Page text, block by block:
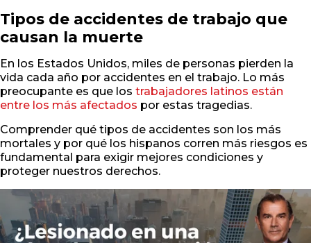
Tipos de accidentes de trabajo que
causan la muerte
En los Estados Unidos, miles de personas pierden la
vida cada año por accidentes en el trabajo. Lo más
preocupante es que los trabajadores latinos están
entre los más afectados por estas tragedias.
Comprender qué tipos de accidentes son los más
mortales y por qué los hispanos corren más riesgos es
fundamental para exigir mejores condiciones y
proteger nuestros derechos.